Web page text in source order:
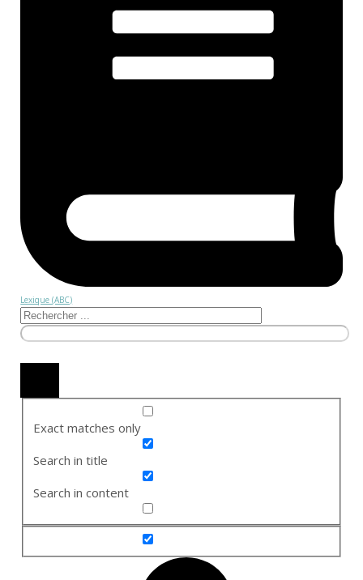
Lexique (ABC)
Exact matches only
Search in title
Search in content